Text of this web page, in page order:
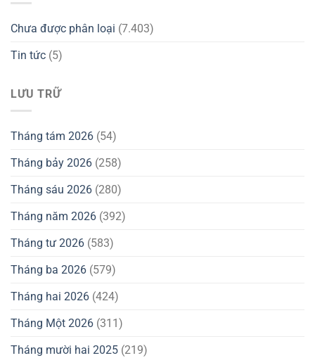
Chưa được phân loại (7.403)
Tin tức (5)
LƯU TRỮ
Tháng tám 2026 (54)
Tháng bảy 2026 (258)
Tháng sáu 2026 (280)
Tháng năm 2026 (392)
Tháng tư 2026 (583)
Tháng ba 2026 (579)
Tháng hai 2026 (424)
Tháng Một 2026 (311)
Tháng mười hai 2025 (219)